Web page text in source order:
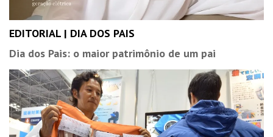
EDITORIAL | DIA DOS PAIS
Dia dos Pais: o maior patrimônio de um pai